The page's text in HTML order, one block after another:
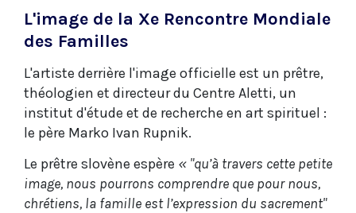
L'image de la Xe Rencontre Mondiale
des Familles
L'artiste derrière l'image officielle est un prêtre,
théologien et directeur du Centre Aletti, un
institut d'étude et de recherche en art spirituel :
le père Marko Ivan Rupnik.
Le prêtre slovène espère « "qu’à travers cette petite
image, nous pourrons comprendre que pour nous,
chrétiens, la famille est l’expression du sacrement"